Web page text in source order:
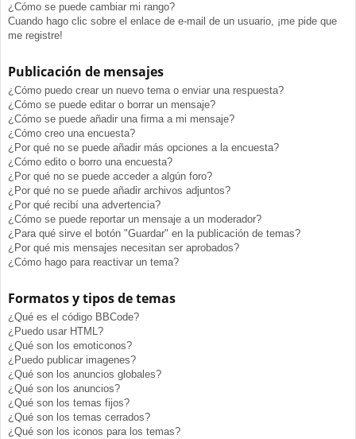
¿Cómo se puede cambiar mi rango?
Cuando hago clic sobre el enlace de e-mail de un usuario, ¡me pide que
me registre!
Publicación de mensajes
¿Cómo puedo crear un nuevo tema o enviar una respuesta?
¿Cómo se puede editar o borrar un mensaje?
¿Cómo se puede añadir una firma a mi mensaje?
¿Cómo creo una encuesta?
¿Por qué no se puede añadir más opciones a la encuesta?
¿Cómo edito o borro una encuesta?
¿Por qué no se puede acceder a algún foro?
¿Por qué no se puede añadir archivos adjuntos?
¿Por qué recibí una advertencia?
¿Cómo se puede reportar un mensaje a un moderador?
¿Para qué sirve el botón "Guardar" en la publicación de temas?
¿Por qué mis mensajes necesitan ser aprobados?
¿Cómo hago para reactivar un tema?
Formatos y tipos de temas
¿Qué es el código BBCode?
¿Puedo usar HTML?
¿Qué son los emoticonos?
¿Puedo publicar imagenes?
¿Qué son los anuncios globales?
¿Qué son los anuncios?
¿Qué son los temas fijos?
¿Qué son los temas cerrados?
¿Qué son los iconos para los temas?